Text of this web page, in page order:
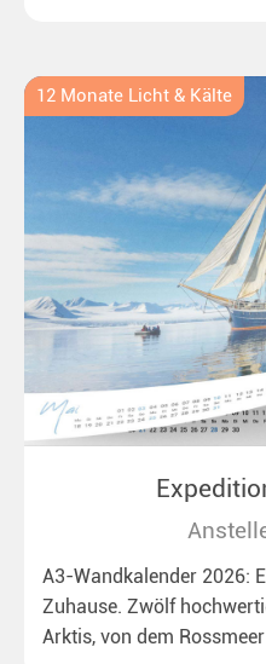
12 Monate Licht & Kälte
A3-Wandkalender 2026:
Zuhause. Zwölf
Arktis, von dem